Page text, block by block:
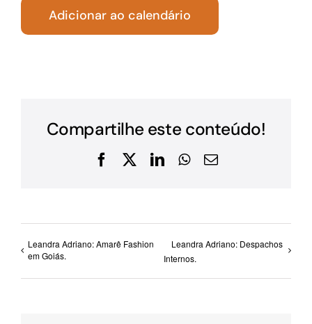
Adicionar ao calendário
Compartilhe este conteúdo!
Facebook
X LinkedInWhatsApp
E-
Leandra Adriano: Amarê Fashion
em Goiás.
Leandra Adriano: Despachos
Internos.